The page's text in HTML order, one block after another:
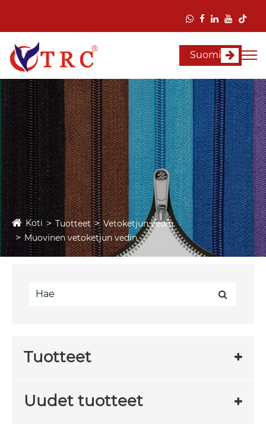
Suomi
Koti Tuotteet
Vetoketjun vedin
Muovinen vetoketjun vedin
Tuotteet
Uudet tuotteet